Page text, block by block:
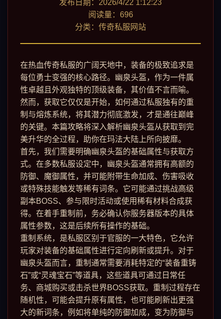
发布日期：2026/4/22 1:12:23
阅读量：696
分类：传奇私服网站
在热血传奇私服的广阔天地中，装备的极致追求是
每位勇士变强的核心路径。幽泉头盔，作为一件属
性卓越且外观独特的顶级装备，其价值不言而喻。
然而，获取它仅仅是开始，如何通过私服独有的重
制与熔炼系统，将其潜力彻底激发，才是通往巅峰
的关键。本篇攻略将深入解析幽泉头盔从获取到完
美升华的全过程，助你在玛法大陆上所向披靡。
首先，我们需要明确幽泉头盔的基础属性与获取方
式。在多数私服设定中，幽泉头盔通常拥有高额的
防御、魔御属性，并可能附带生命加成、伤害吸收
或特殊技能触发等稀有词条。它可能通过挑战高级
副本BOSS、参与限时活动或使用稀有材料合成获
得。在着手重制前，务必确认你服务器版本的具体
属性参数，这是后续所有操作的基础。
重制系统，是私服区别于官服的一大特色，它允许
玩家对装备的基础属性进行定向刷新或提升。对于
幽泉头盔而言，重制通常需要消耗特定的“装备重铸
石”或“灵魂宝石”等道具，这些道具可通过日常任
务、商城购买或击杀世界BOSS获取。重制过程存在
随机性，可能会提升原有属性，也可能刷新出更强
大的新词条，例如将单纯的防御加成，变为防御与